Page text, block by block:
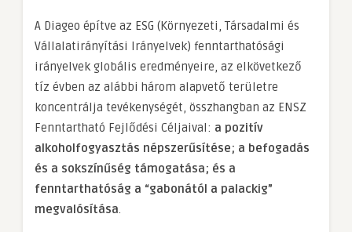
A Diageo építve az ESG (Környezeti, Társadalmi és
Vállalatirányítási Irányelvek) fenntarthatósági
irányelvek globális eredményeire, az elkövetkező
tíz évben az alábbi három alapvető területre
koncentrálja tevékenységét, összhangban az ENSZ
Fenntartható Fejlődési Céljaival: a pozitív
alkoholfogyasztás népszerűsítése; a befogadás
és a sokszínűség támogatása; és a
fenntarthatóság a “gabonától a palackig”
megvalósítása.